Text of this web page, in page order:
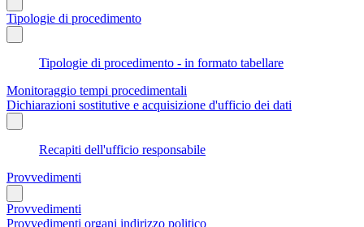
Tipologie di procedimento
Tipologie di procedimento - in formato tabellare
Monitoraggio tempi procedimentali
Dichiarazioni sostitutive e acquisizione d'ufficio dei dati
Recapiti dell'ufficio responsabile
Provvedimenti
Provvedimenti
Provvedimenti organi indirizzo politico